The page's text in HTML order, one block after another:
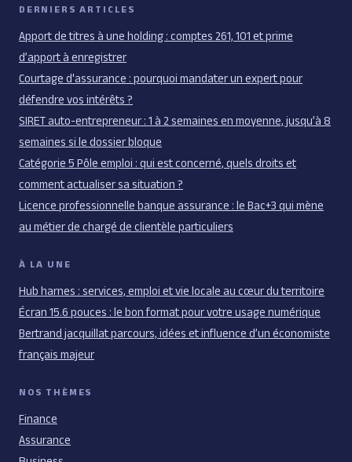
DERNIERS ARTICLES
Apport de titres à une holding : comptes 261, 101 et prime
d’apport à enregistrer
Courtage d'assurance : pourquoi mandater un expert pour
défendre vos intérêts ?
SIRET auto-entrepreneur : 1 à 2 semaines en moyenne, jusqu’à 8
semaines si le dossier bloque
Catégorie 5 Pôle emploi : qui est concerné, quels droits et
comment actualiser sa situation ?
Licence professionnelle banque assurance : le Bac+3 qui mène
au métier de chargé de clientèle particuliers
À LA UNE
Hub harnes : services, emploi et vie locale au cœur du territoire
Écran 15.6 pouces : le bon format pour votre usage numérique
Bertrand jacquillat parcours, idées et influence d’un économiste
français majeur
NOS THÈMES
Finance
Assurance